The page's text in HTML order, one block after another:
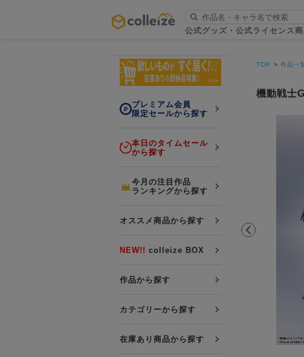
公式グッズ・公式ライセンス商
ログイン・会員登録
初回アプリ利用限定！500ptプレ
詳細
「お取寄せ商品」と「お取寄せ手数料」
プレミアム会員について
プレミアム会員
限定セールから探す
本日のタイムセール
から探す
今月の注目作品
ランキングから探す
オススメ商品から探す
NEW!! colleize BOX
作品から探す
カテゴリーから探す
在庫あり商品から探す
TOP 作品一
機動戦士